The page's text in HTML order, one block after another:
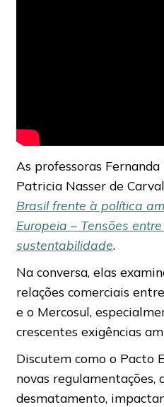
As professoras
Patricia Nasser de
Brasil frente à política
Europeia – Tensões
sustentabilidade.
Na conversa, elas
relações comerciais
e o Mercosul,
crescentes exigências
Discutem como o Pacto
novas regulamentações,
desmatamento,